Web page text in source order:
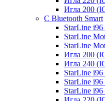
Игла 200
С Bluetooth Smart
StarLine
StarLine
StarLine
Игла 200
Игла 240
StarLine
StarLine
StarLine